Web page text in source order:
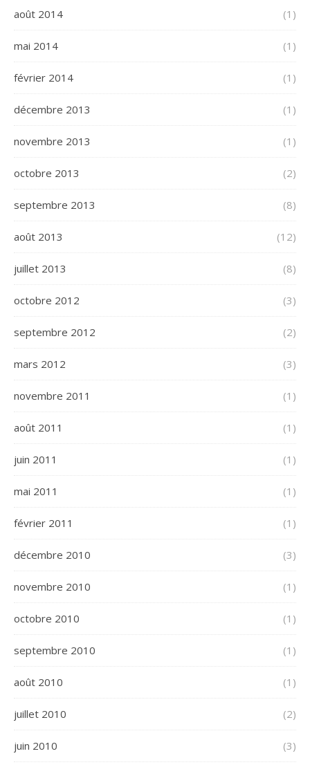
août 2014 (1)
mai 2014 (1)
février 2014 (1)
décembre 2013 (1)
novembre 2013 (1)
octobre 2013 (2)
septembre 2013 (8)
août 2013 (12)
juillet 2013 (8)
octobre 2012 (3)
septembre 2012 (2)
mars 2012 (3)
novembre 2011 (1)
août 2011 (1)
juin 2011 (1)
mai 2011 (1)
février 2011 (1)
décembre 2010 (3)
novembre 2010 (1)
octobre 2010 (1)
septembre 2010 (1)
août 2010 (1)
juillet 2010 (2)
juin 2010 (3)